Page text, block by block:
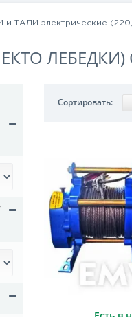
ТАЛИ электрические
Сортировать: